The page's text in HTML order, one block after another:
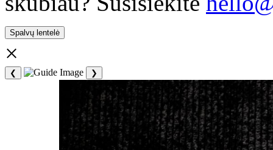
Spalvų lentelė
×
❮ ❯